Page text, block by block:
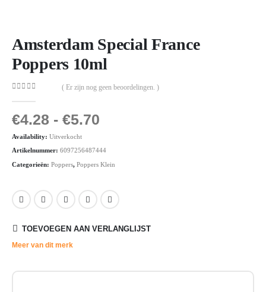
Amsterdam Special France
Poppers 10ml
( Er zijn nog geen beoordelingen. )
€4.28 - €5.70
Availability: Uitverkocht
Artikelnummer: 6097256487444
Categorieën: Poppers, Poppers Klein
TOEVOEGEN AAN VERLANGLIJST
Meer van dit merk